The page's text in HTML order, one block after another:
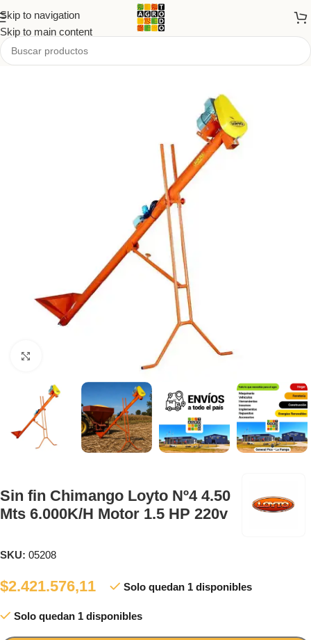
Skip to navigation
Skip to main content
Tienda
Sin fin Chimango Loyto Nº4 4.50
Mts 6.000K/H Motor 1.5 HP 220v
SKU: 05208
$2.421.576,11 Solo quedan 1 disponibles
Solo quedan 1 disponibles